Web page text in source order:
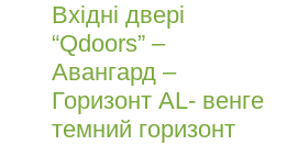
Вхідні двері
“Qdoors” –
Авангард –
Горизонт AL- венге
темний горизонт